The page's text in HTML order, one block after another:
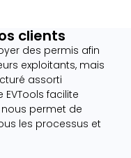
clients
des permis afin
exploitants, mais
assorti
facilite
permet de
les processus et